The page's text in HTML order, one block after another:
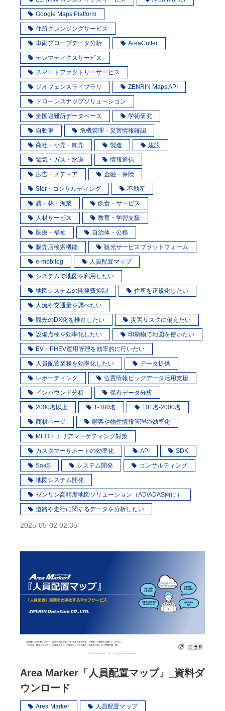
Google Maps Platform
住所クレンジングサービス
車両プローブデータ分析 AreaCutter
テレマティクスサービス
スマートファクトリーサービス
ジオフェンスライブラリ ZENRIN Maps API
ドローンスナップソリューション
全国避難所データベース 学術研究
自動車 危機管理・災害情報確認
商社・小売・卸売 製造 建設
電気・ガス・水道 情報通信
広告・メディア 金融・保険
SIer・コンサルティング 不動産
農・林・漁業 飲食・サービス
人材サービス 教育・学習支援
医療・福祉 自治体・公務
販売店検索機能 観光サービスプラットフォーム
e-mobilog 人員配置マップ
システムで地図を利用したい
地図システムの開発費抑制 住所を正規化したい
人流や交通量を調べたい
観光のDX化を推進したい 災害リスクに備えたい
設備点検を効率化したい 印刷物で地図を使いたい
EV・PHEV運用管理を効率的に行いたい
人員配置業務を効率化したい データ提供
レポーティング 位置情報ビッグデータ活用支援
インバウンド分析 保有データ分析
2000名以上 1-100名 101名-2000名
商材ページ 顧客や物件情報管理の効率化
MEO・エリアマーケティング対策
カスタマーサポートの効率化 API SDK
SaaS システム開発 コンサルティング
地図システム開発
ゼンリン高精度地図ソリューション（AD/ADAS向け）
道路や走行に関するデータを分析したい
2025-05-02 02:35
Area Marker「人員配置マップ」_資料ダ
ウンロード
Area Marker 人員配置マップ